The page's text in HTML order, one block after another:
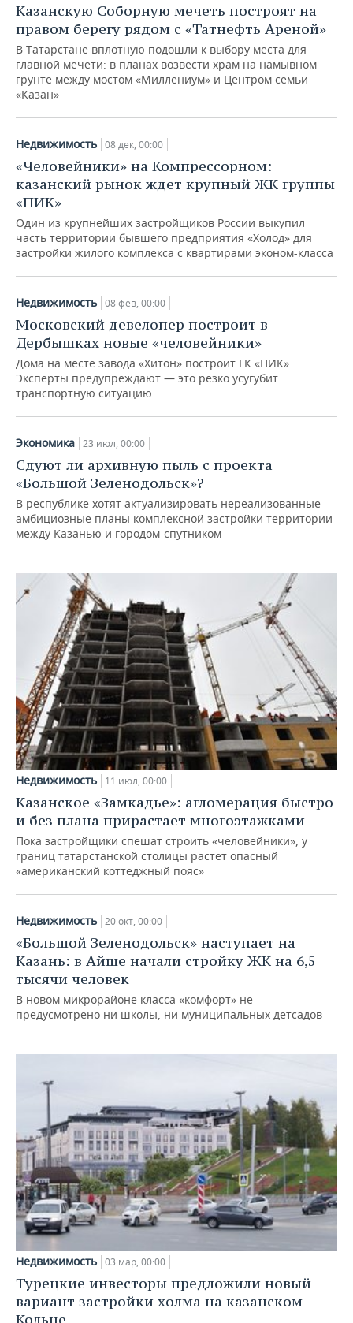
Казанскую Соборную мечеть построят на
правом берегу рядом с «Татнефть Ареной»
В Татарстане вплотную подошли к выбору места для
главной мечети: в планах возвести храм на намывном
грунте между мостом «Миллениум» и Центром семьи
«Казан»
Недвижимость 08 дек, 00:00
«Человейники» на Компрессорном:
казанский рынок ждет крупный ЖК группы
«ПИК»
Один из крупнейших застройщиков России выкупил
часть территории бывшего предприятия «Холод» для
застройки жилого комплекса с квартирами эконом-класса
Недвижимость 08 фев, 00:00
Московский девелопер построит в
Дербышках новые «человейники»
Дома на месте завода «Хитон» построит ГК «ПИК».
Эксперты предупреждают — это резко усугубит
транспортную ситуацию
Экономика 23 июл, 00:00
Сдуют ли архивную пыль с проекта
«Большой Зеленодольск»?
В республике хотят актуализировать нереализованные
амбициозные планы комплексной застройки территории
между Казанью и городом-спутником
Недвижимость 11 июл, 00:00
Казанское «Замкадье»: агломерация быстро
и без плана прирастает многоэтажками
Пока застройщики спешат строить «человейники», у
границ татарстанской столицы растет опасный
«американский коттеджный пояс»
Недвижимость 20 окт, 00:00
«Большой Зеленодольск» наступает на
Казань: в Айше начали стройку ЖК на 6,5
тысячи человек
В новом микрорайоне класса «комфорт» не
предусмотрено ни школы, ни муниципальных детсадов
Недвижимость 03 мар, 00:00
Турецкие инвесторы предложили новый
вариант застройки холма на казанском